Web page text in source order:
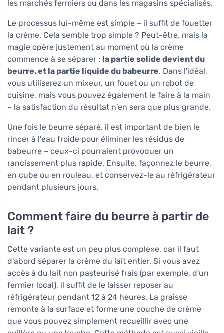
les marchés fermiers ou dans les magasins spécialisés.
Le processus lui-même est simple – il suffit de fouetter
la crème. Cela semble trop simple ? Peut-être, mais la
magie opère justement au moment où la crème
commence à se séparer : la partie solide devient du
beurre, et la partie liquide du babeurre. Dans l'idéal,
vous utiliserez un mixeur, un fouet ou un robot de
cuisine, mais vous pouvez également le faire à la main
– la satisfaction du résultat n'en sera que plus grande.
Une fois le beurre séparé, il est important de bien le
rincer à l'eau froide pour éliminer les résidus de
babeurre – ceux-ci pourraient provoquer un
rancissement plus rapide. Ensuite, façonnez le beurre,
en cube ou en rouleau, et conservez-le au réfrigérateur
pendant plusieurs jours.
Comment faire du beurre à partir de
lait ?
Cette variante est un peu plus complexe, car il faut
d'abord séparer la crème du lait entier. Si vous avez
accès à du lait non pasteurisé frais (par exemple, d'un
fermier local), il suffit de le laisser reposer au
réfrigérateur pendant 12 à 24 heures. La graisse
remonte à la surface et forme une couche de crème
que vous pouvez simplement recueillir avec une